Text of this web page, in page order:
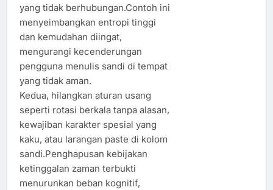
yang tidak berhubungan.Contoh ini
menyeimbangkan entropi tinggi
dan kemudahan diingat,
mengurangi kecenderungan
pengguna menulis sandi di tempat
yang tidak aman.
Kedua, hilangkan aturan usang
seperti rotasi berkala tanpa alasan,
kewajiban karakter spesial yang
kaku, atau larangan paste di kolom
sandi.Penghapusan kebijakan
ketinggalan zaman terbukti
menurunkan beban kognitif,